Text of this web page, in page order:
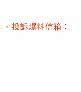
、投訴爆料信箱：